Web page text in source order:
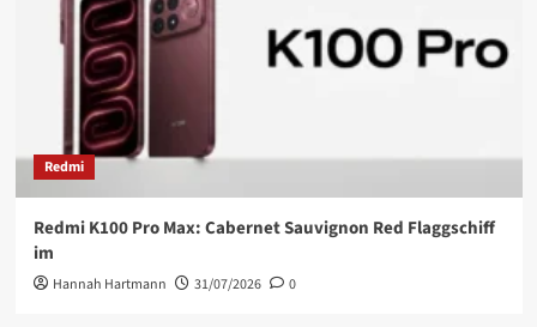
Redmi
Redmi K100 Pro Max: Cabernet Sauvignon Red Flaggschiff
im
Hannah Hartmann 31/07/2026 0